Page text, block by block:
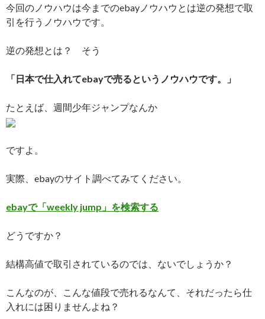
今回のノウハウは今までのebayノウハウとは逆の発想で取
引を行うノウハウです。
逆の発想とは？ そう
「日本で仕入れてebayで売るというノウハウです。」
たとえば、週間少年ジャンプなんか
ですよ。
実際、ebayのサイト調べてみてください。
ebayで「weekly jump」を検索する
どうですか？
結構高値で取引されているのでは、ないでしょうか？
こんなのが、こんな値段で売れるなんて、それだったら仕
入れには困りませんよね？